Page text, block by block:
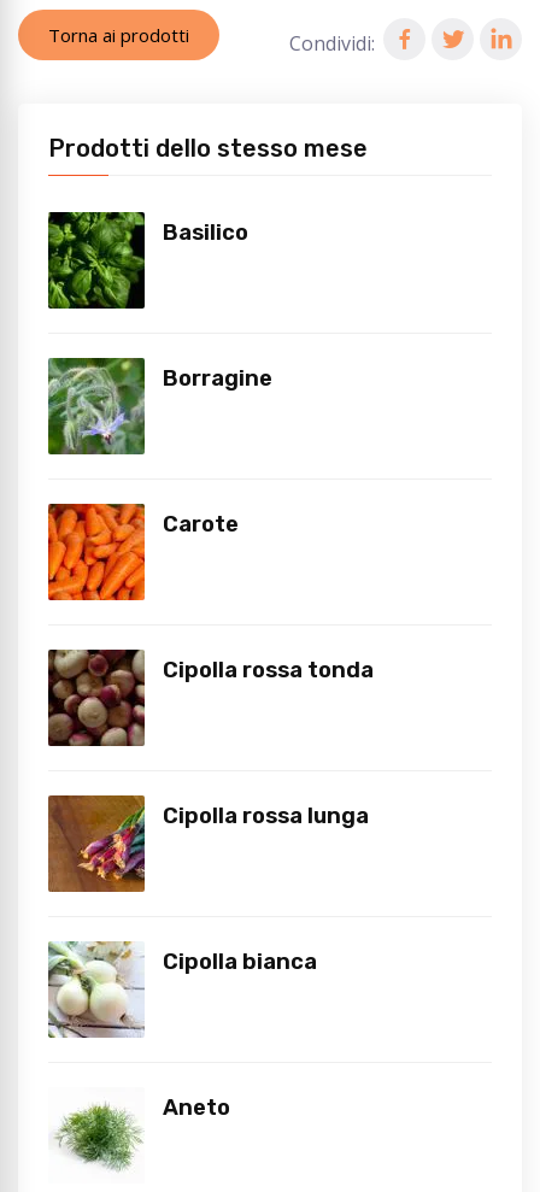
Torna ai prodotti Condividi:
Prodotti dello stesso mese
Basilico
Borragine
Carote
Cipolla rossa tonda
Cipolla rossa lunga
Cipolla bianca
Aneto